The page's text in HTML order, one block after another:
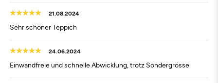
21.08.2024
Sehr schöner Teppich
24.06.2024
Einwandfreie und schnelle Abwicklung, trotz Sondergrösse